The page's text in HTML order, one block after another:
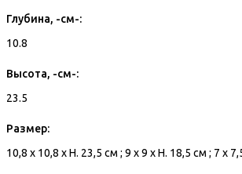
Глубина, -см-:
10.8
Высота, -см-:
23.5
Размер:
10,8 x 10,8 x H. 23,5 см ; 9 x 9 x H. 18,5 см ; 7 x